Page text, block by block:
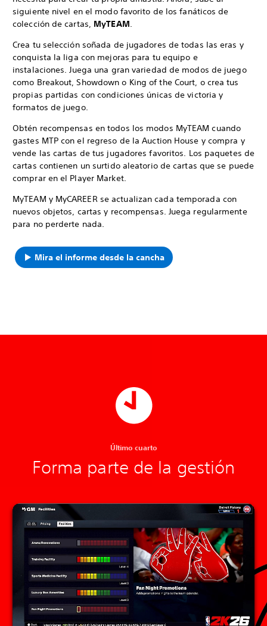
siguiente nivel en el modo favorito de los fanáticos de
colección de cartas, MyTEAM.
Crea tu selección soñada de jugadores de todas las eras y
conquista la liga con mejoras para tu equipo e
instalaciones. Juega una gran variedad de modos de juego
como Breakout, Showdown o King of the Court, o crea tus
propias partidas con condiciones únicas de victoria y
formatos de juego.
Obtén recompensas en todos los modos MyTEAM cuando
gastes MTP con el regreso de la Auction House y compra y
vende las cartas de tus jugadores favoritos. Los paquetes de
cartas contienen un surtido aleatorio de cartas que se puede
comprar en el Player Market.
MyTEAM y MyCAREER se actualizan cada temporada con
nuevos objetos, cartas y recompensas. Juega regularmente
para no perderte nada.
Mira el informe desde la cancha
Último cuarto
Forma parte de la gestión